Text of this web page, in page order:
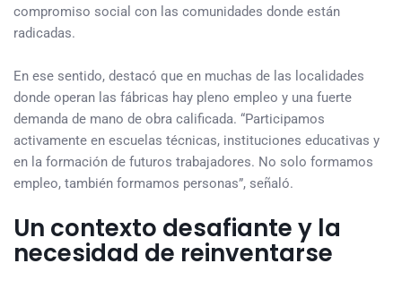
compromiso social con las comunidades donde están
radicadas.
En ese sentido, destacó que en muchas de las localidades
donde operan las fábricas hay pleno empleo y una fuerte
demanda de mano de obra calificada. “Participamos
activamente en escuelas técnicas, instituciones educativas y
en la formación de futuros trabajadores. No solo formamos
empleo, también formamos personas”, señaló.
Un contexto desafiante y la
necesidad de reinventarse